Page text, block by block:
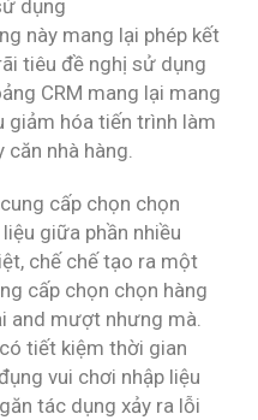
dụng
này mang lại phép kết
tiêu đề nghị sử dụng
CRM mang lại mang
giảm hóa tiến trình làm
nhà hàng.
cấp chọn chọn
giữa phần nhiều
chế chế tạo ra một
cấp chọn chọn hàng
and mượt nhưng mà.
tiết kiệm thời gian
vui chơi nhập liệu
tác dụng xảy ra lỗi